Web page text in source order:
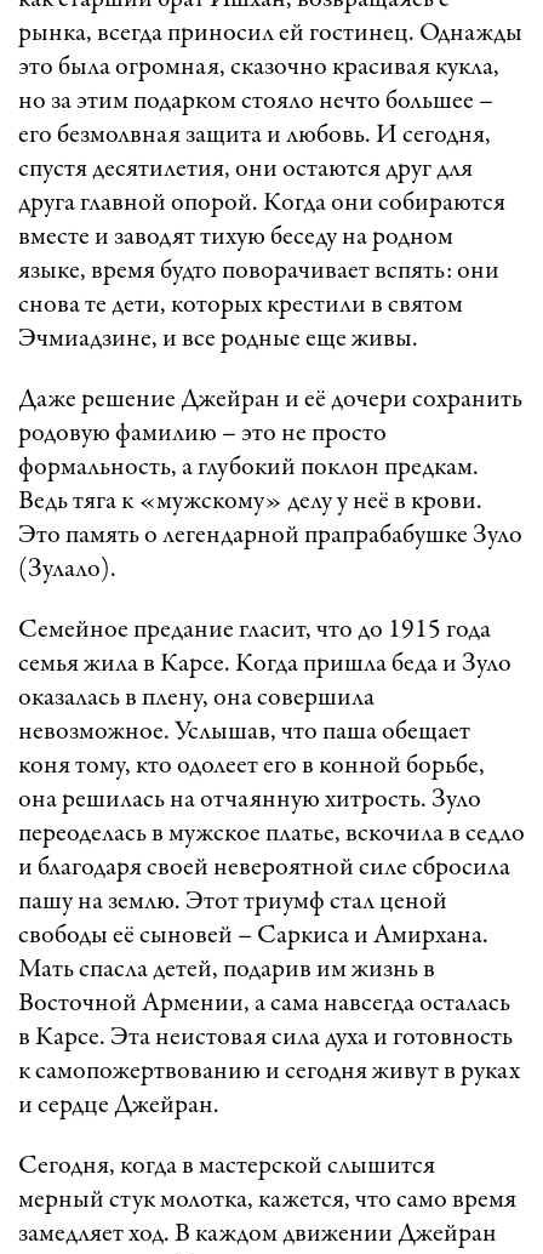
рынка, всегда приносил ей гостинец. Однажды
это была огромная, сказочно красивая кукла,
но за этим подарком стояло нечто большее –
его безмолвная защита и любовь. И сегодня,
спустя десятилетия, они остаются друг для
друга главной опорой. Когда они собираются
вместе и заводят тихую беседу на родном
языке, время будто поворачивает вспять: они
снова те дети, которых крестили в святом
Эчмиадзине, и все родные еще живы.
Даже решение Джейран и её дочери сохранить
родовую фамилию – это не просто
формальность, а глубокий поклон предкам.
Ведь тяга к «мужскому» делу у неё в крови.
Это память о легендарной прапрабабушке Зуло
(Зулало).
Семейное предание гласит, что до 1915 года
семья жила в Карсе. Когда пришла беда и Зуло
оказалась в плену, она совершила
невозможное. Услышав, что паша обещает
коня тому, кто одолеет его в конной борьбе,
она решилась на отчаянную хитрость. Зуло
переоделась в мужское платье, вскочила в седло
и благодаря своей невероятной силе сбросила
пашу на землю. Этот триумф стал ценой
свободы её сыновей – Саркиса и Амирхана.
Мать спасла детей, подарив им жизнь в
Восточной Армении, а сама навсегда осталась
в Карсе. Эта неистовая сила духа и готовность
к самопожертвованию и сегодня живут в руках
и сердце Джейран.
Сегодня, когда в мастерской слышится
мерный стук молотка, кажется, что само время
замедляет ход. В каждом движении Джейран